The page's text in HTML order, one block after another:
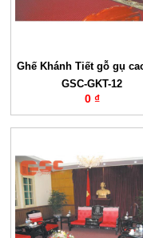
Ghế Khánh Tiết gỗ gụ
GSC-GKT-12
0 ₫